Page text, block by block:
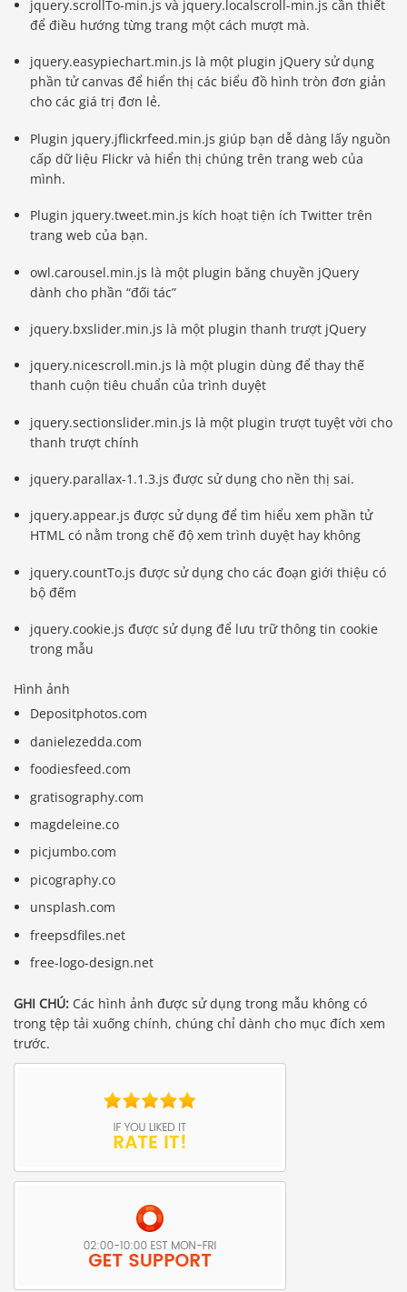
jquery.scrollTo-min.js và jquery.localscroll-min.js cần thiết
để điều hướng từng trang một cách mượt mà.
jquery.easypiechart.min.js là một plugin jQuery sử dụng
phần tử canvas để hiển thị các biểu đồ hình tròn đơn giản
cho các giá trị đơn lẻ.
Plugin jquery.jflickrfeed.min.js giúp bạn dễ dàng lấy nguồn
cấp dữ liệu Flickr và hiển thị chúng trên trang web của
mình.
Plugin jquery.tweet.min.js kích hoạt tiện ích Twitter trên
trang web của bạn.
owl.carousel.min.js là một plugin băng chuyền jQuery
dành cho phần “đối tác”
jquery.bxslider.min.js là một plugin thanh trượt jQuery
jquery.nicescroll.min.js là một plugin dùng để thay thế
thanh cuộn tiêu chuẩn của trình duyệt
jquery.sectionslider.min.js là một plugin trượt tuyệt vời cho
thanh trượt chính
jquery.parallax-1.1.3.js được sử dụng cho nền thị sai.
jquery.appear.js được sử dụng để tìm hiểu xem phần tử
HTML có nằm trong chế độ xem trình duyệt hay không
jquery.countTo.js được sử dụng cho các đoạn giới thiệu có
bộ đếm
jquery.cookie.js được sử dụng để lưu trữ thông tin cookie
trong mẫu
Hình ảnh
Depositphotos.com
danielezedda.com
foodiesfeed.com
gratisography.com
magdeleine.co
picjumbo.com
picography.co
unsplash.com
freepsdfiles.net
free-logo-design.net
GHI CHÚ: Các hình ảnh được sử dụng trong mẫu không có
trong tệp tải xuống chính, chúng chỉ dành cho mục đích xem
trước.